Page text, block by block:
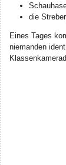
die
Eines Tages
niemanden